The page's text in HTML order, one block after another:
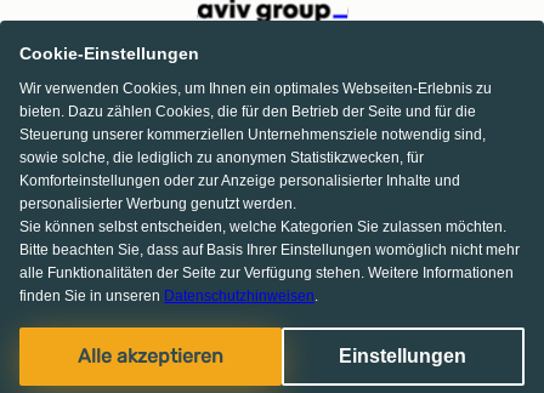
© 2013-2026 MS media systems GmbH
Facebook
Pinterest
Instagram
Cookie-Einstellungen
Wir verwenden Cookies, um Ihnen ein optimales Webseiten-Erlebnis zu
bieten. Dazu zählen Cookies, die für den Betrieb der Seite und für die
Steuerung unserer kommerziellen Unternehmensziele notwendig sind,
sowie solche, die lediglich zu anonymen Statistikzwecken, für
Komforteinstellungen oder zur Anzeige personalisierter Inhalte und
personalisierter Werbung genutzt werden.
Sie können selbst entscheiden, welche Kategorien Sie zulassen möchten.
Bitte beachten Sie, dass auf Basis Ihrer Einstellungen womöglich nicht mehr
alle Funktionalitäten der Seite zur Verfügung stehen. Weitere Informationen
finden Sie in unseren Datenschutzhinweisen.
Alle akzeptieren Einstellungen